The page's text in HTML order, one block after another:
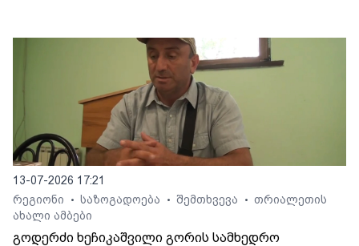
13-07-2026 17:21
რეგიონი
• საზოგადოება • შემთხვევა • თრიალეთის
ახალი ამბები
გოდერძი ხეჩიკაშვილი გორის სამხედრო